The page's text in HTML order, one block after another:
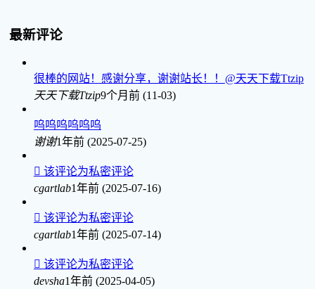
最新评论
很棒的网站！感谢分享，谢谢站长！！@天天下载Ttzip
天天下载Ttzip9个月前 (11-03)
呜呜呜呜呜呜
谢谢1年前 (2025-07-25)
 该评论为私密评论
cgartlab1年前 (2025-07-16)
 该评论为私密评论
cgartlab1年前 (2025-07-14)
 该评论为私密评论
devsha1年前 (2025-04-05)